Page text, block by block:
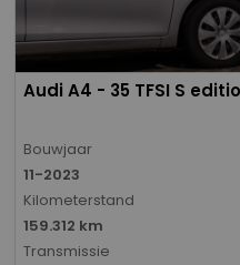
Audi A4 - 35 TFSI S
Bouwjaar
11-2023
Kilometerstand
159.312 km
Transmissie